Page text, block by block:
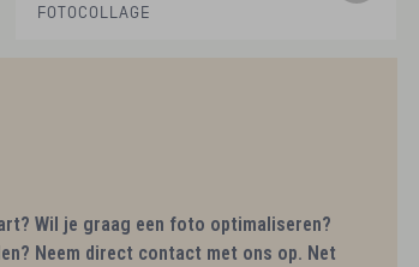
FOTOCOLLAGE
Wil je graag een foto optimaliseren?
Neem direct contact met ons op. Net